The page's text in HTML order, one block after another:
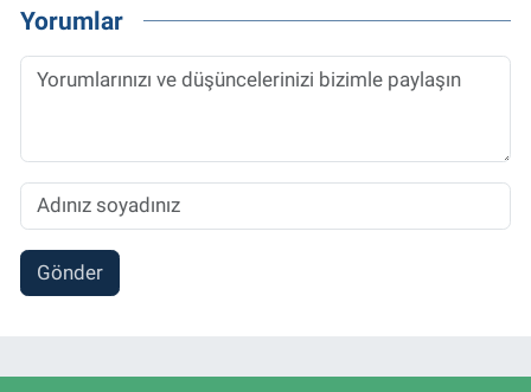
Yorumlar
Gönder